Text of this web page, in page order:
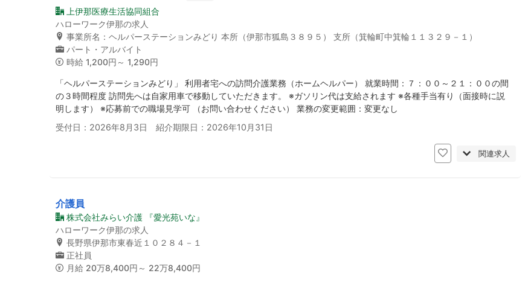
上伊那医療生活協同組合
ハローワーク伊那の求人
事業所名：ヘルパーステーションみどり 本所（伊那市狐島３８９５） 支所（箕輪町中箕輪１１３２９－１）
パート・アルバイト
時給 1,200円～ 1,290円
「ヘルパーステーションみどり」 利用者宅への訪問介護業務（ホームヘルパー） 就業時間：７：００～２１：００の間
の３時間程度 訪問先へは自家用車で移動していただきます。 ※ガソリン代は支給されます ※各種手当有り（面接時に説
明します） ※応募前での職場見学可 （お問い合わせください） 業務の変更範囲：変更なし
受付日：2026年8月3日 紹介期限日：2026年10月31日
関連求人
介護員
株式会社みらい介護 『愛光苑いな』
ハローワーク伊那の求人
長野県伊那市東春近１０２８４－１
正社員
月給 20万8,400円～ 22万8,400円